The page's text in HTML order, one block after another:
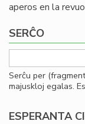
aperos en la
SERĈO
Serĉu per
majuskloj egalas.
ESPERANTA